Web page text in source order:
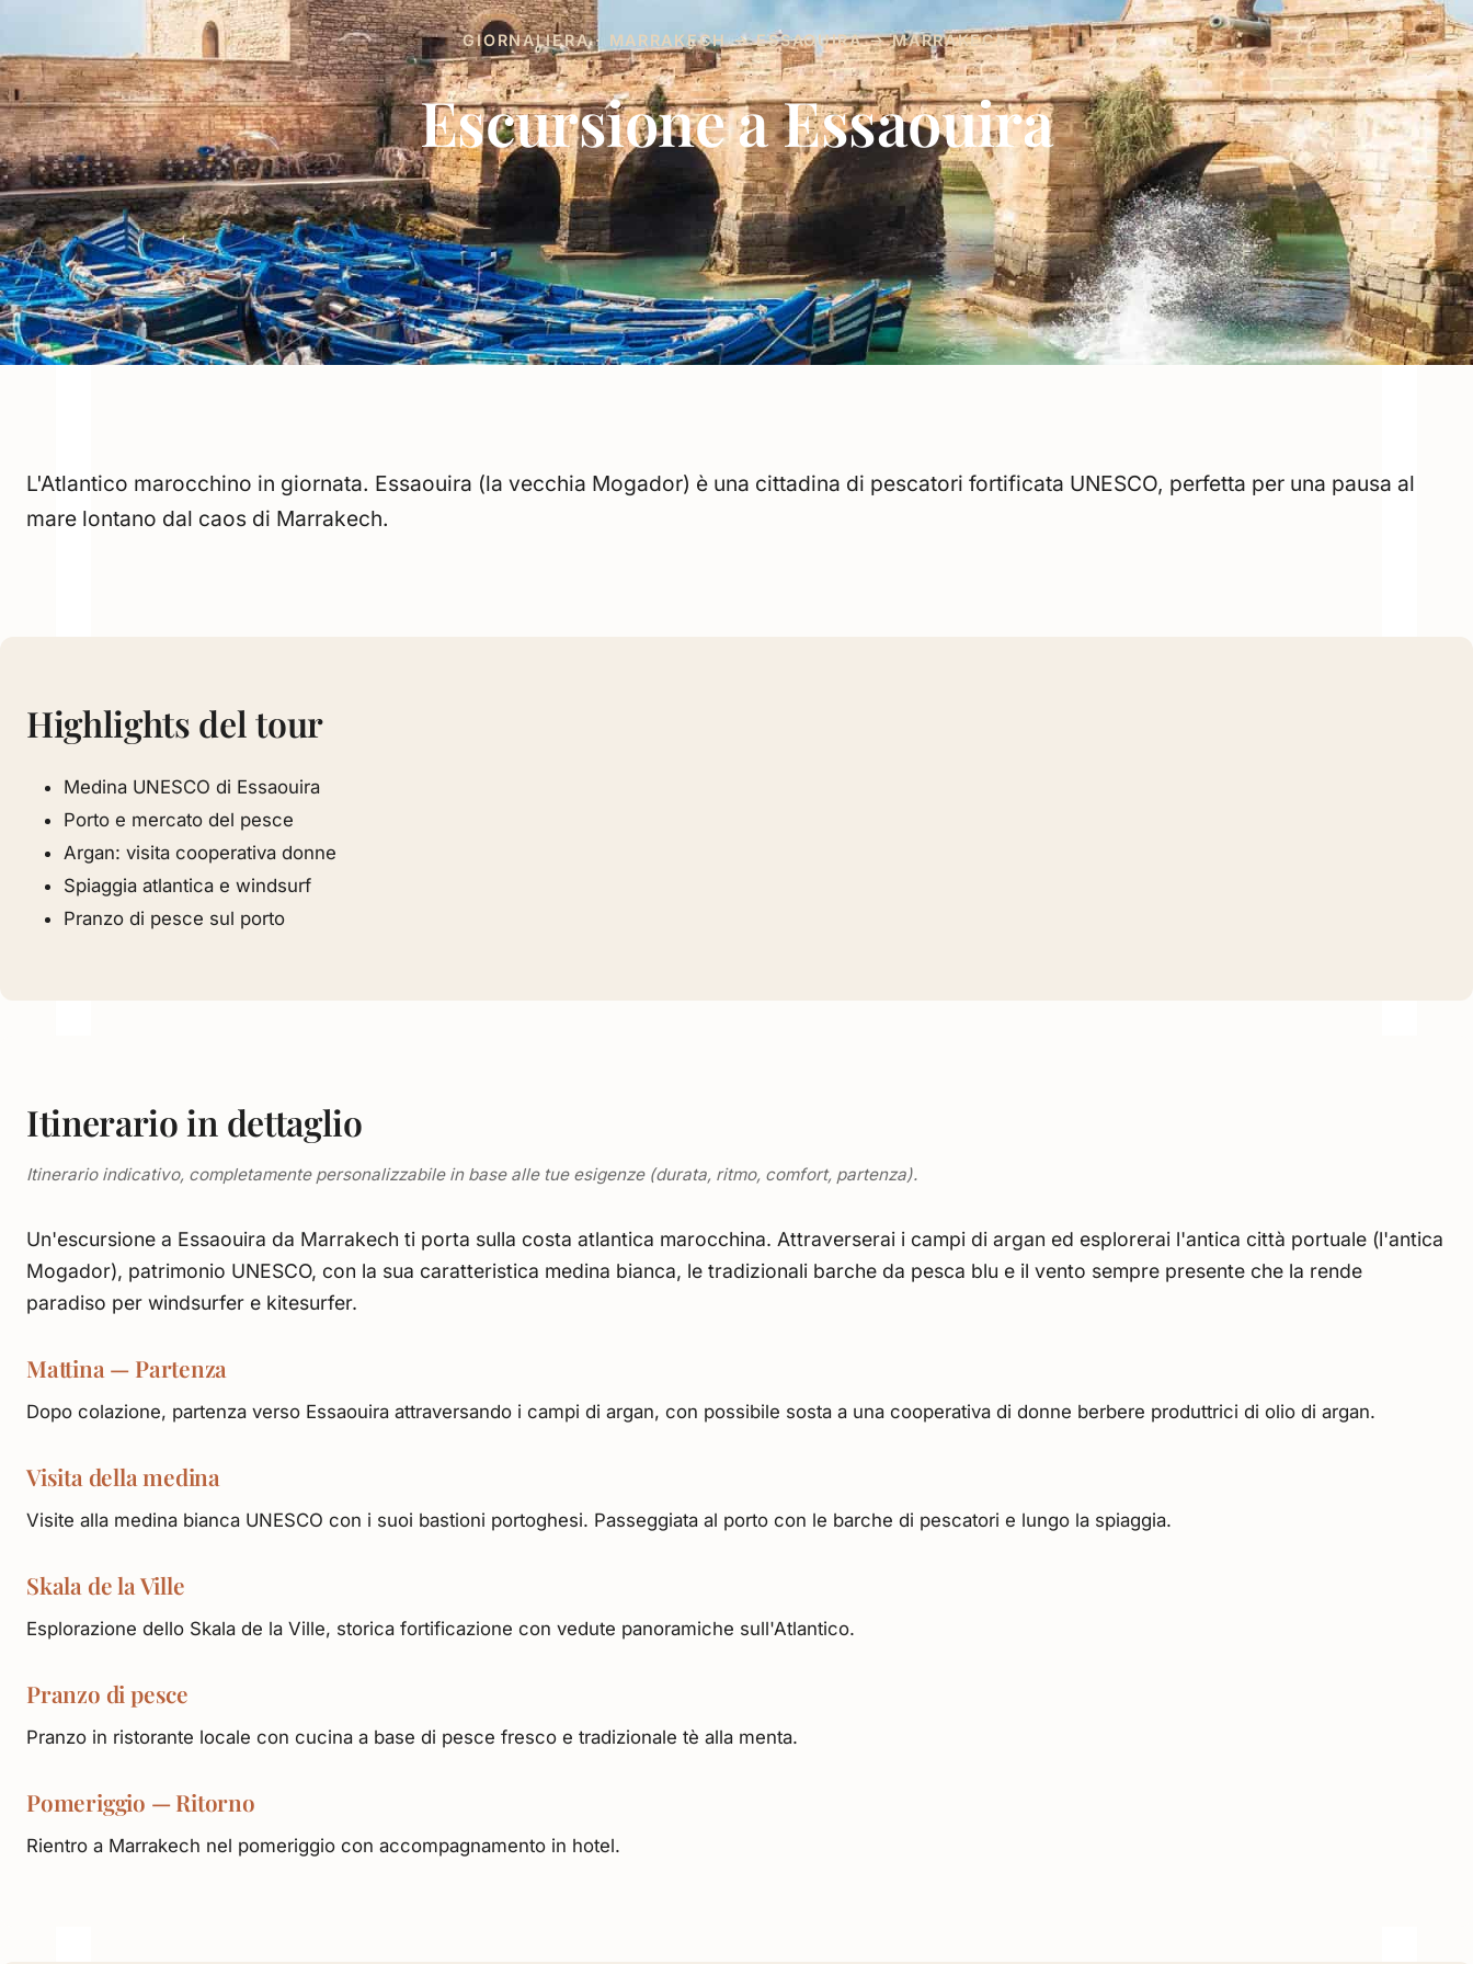
GIORNALIERA · MARRAKECH → ESSAOUIRA → MARRAKECH
Escursione a Essaouira
L'Atlantico marocchino in giornata. Essaouira (la vecchia Mogador) è una cittadina di pescatori fortificata UNESCO, perfetta per una pausa al
mare lontano dal caos di Marrakech.
Highlights del tour
Medina UNESCO di Essaouira
Porto e mercato del pesce
Argan: visita cooperativa donne
Spiaggia atlantica e windsurf
Pranzo di pesce sul porto
Itinerario in dettaglio
Itinerario indicativo, completamente personalizzabile in base alle tue esigenze (durata, ritmo, comfort, partenza).
Un'escursione a Essaouira da Marrakech ti porta sulla costa atlantica marocchina. Attraverserai i campi di argan ed esplorerai l'antica città portuale (l'antica
Mogador), patrimonio UNESCO, con la sua caratteristica medina bianca, le tradizionali barche da pesca blu e il vento sempre presente che la rende
paradiso per windsurfer e kitesurfer.
Mattina — Partenza
Dopo colazione, partenza verso Essaouira attraversando i campi di argan, con possibile sosta a una cooperativa di donne berbere produttrici di olio di argan.
Visita della medina
Visite alla medina bianca UNESCO con i suoi bastioni portoghesi. Passeggiata al porto con le barche di pescatori e lungo la spiaggia.
Skala de la Ville
Esplorazione dello Skala de la Ville, storica fortificazione con vedute panoramiche sull'Atlantico.
Pranzo di pesce
Pranzo in ristorante locale con cucina a base di pesce fresco e tradizionale tè alla menta.
Pomeriggio — Ritorno
Rientro a Marrakech nel pomeriggio con accompagnamento in hotel.